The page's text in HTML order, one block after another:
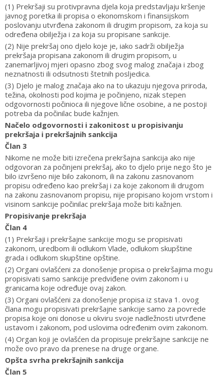
(1) Prekršaji su protivpravna djela koja predstavljaju kršenje
javnog poretka ili propisa o ekonomskom i finansijskom
poslovanju utvrđena zakonom ili drugim propisom, za koja su
određena obilježja i za koja su propisane sankcije.
(2) Nije prekršaj ono djelo koje je, iako sadrži obilježja
prekršaja propisana zakonom ili drugim propisom, u
zanemarljivoj mjeri opasno zbog svog malog značaja i zbog
neznatnosti ili odsutnosti štetnih posljedica.
(3) Djelo je malog značaja ako na to ukazuju njegova priroda,
težina, okolnosti pod kojima je počinjeno, nizak stepen
odgovornosti počinioca ili njegove lične osobine, a ne postoji
potreba da počinilac bude kažnjen.
Načelo odgovornosti i zakonitost u propisivanju
prekršaja i prekršajnih sankcija
Član 3
Nikome ne može biti izrečena prekršajna sankcija ako nije
odgovoran za počinjeni prekršaj, ako to djelo prije nego što je
bilo izvršeno nije bilo zakonom, ili na zakonu zasnovanom
propisu određeno kao prekršaj i za koje zakonom ili drugom
na zakonu zasnovanom propisu, nije propisano kojom vrstom i
visinom sankcije počinilac prekršaja može biti kažnjen.
Propisivanje prekršaja
Član 4
(1) Prekršaji i prekršajne sankcije mogu se propisivati
zakonom, uredbom ili odlukom Vlade, odlukom skupštine
grada i odlukom skupštine opštine.
(2) Organi ovlašćeni za donošenje propisa o prekršajima mogu
propisivati samo sankcije predviđene ovim zakonom i u
granicama koje određuje ovaj zakon.
(3) Organi ovlašćeni za donošenje propisa iz stava 1. ovog
člana mogu propisivati prekršajne sankcije samo za povrede
propisa koje oni donose u okviru svoje nadležnosti utvrđene
ustavom i zakonom, pod uslovima određenim ovim zakonom.
(4) Organ koji je ovlašćen da propisuje prekršajne sankcije ne
može ovo pravo da prenese na druge organe.
Opšta svrha prekršajnih sankcija
Član 5